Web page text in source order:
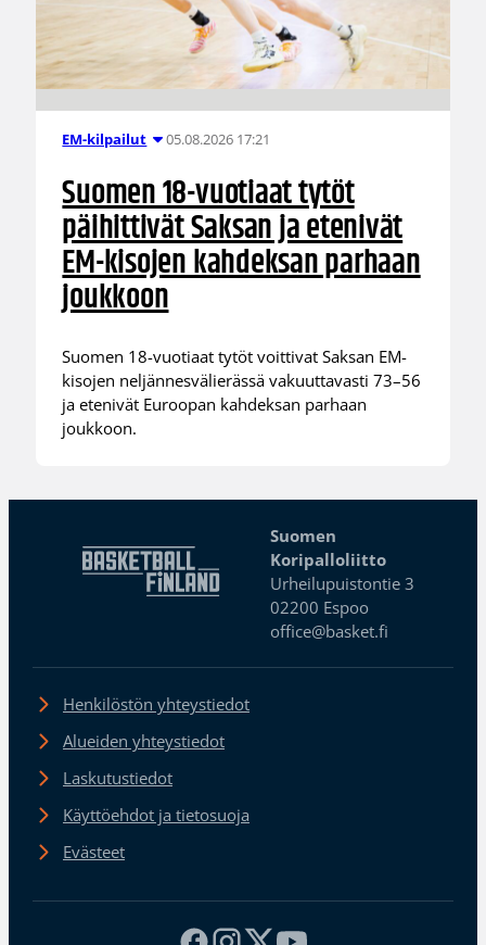
EM-kilpailut 05.08.2026 17:21
Suomen 18-vuotiaat tytöt
päihittivät Saksan ja etenivät
EM-kisojen kahdeksan parhaan
joukkoon
Suomen 18-vuotiaat tytöt voittivat Saksan EM-
kisojen neljännesvälierässä vakuuttavasti 73–56
ja etenivät Euroopan kahdeksan parhaan
joukkoon.
Suomen
Koripalloliitto
Urheilupuistontie 3
02200 Espoo
office@basket.fi
Henkilöstön yhteystiedot
Alueiden yhteystiedot
Laskutustiedot
Käyttöehdot ja tietosuoja
Evästeet